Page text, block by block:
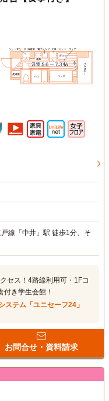
線「中井」駅 徒歩1分、そ
セス！4路線利用可・1Fコ
き学生会館！
ステム「ユニセーフ24」
お問合せ・資料請求